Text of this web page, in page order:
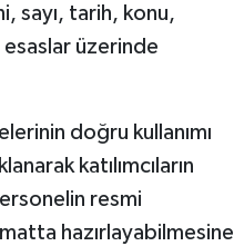
sayı, tarih, konu,
esaslar üzerinde
doğru kullanımı
katılımcıların
resmi
hazırlayabilmesine